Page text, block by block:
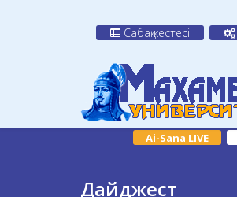
Сабақ кестесі
Ai-Sana LIVE
Дайджест